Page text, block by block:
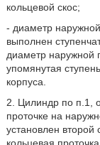
кольцевой скос;
- диаметр наружной
выполнен
диаметр наружной
упомянутая
корпуса.
2. Цилиндр по п.1,
проточке на
установлен второй